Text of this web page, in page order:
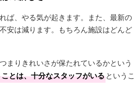
ば、やる気が起きます。また、最新の
安は減ります。もちろん施設はどんど
まりきれいさが保たれているかという
とは、十分なスタッフがいるというこ